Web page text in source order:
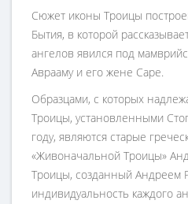
Сюжет иконы Троицы
Бытия, в которой
ангелов явился под
Аврааму и его жене Саре.
Образцами, с которых
Троицы, установленными
году, являются старые
«Живоначальной Троицы»
Троицы, созданный Андреем
индивидуальность каждого